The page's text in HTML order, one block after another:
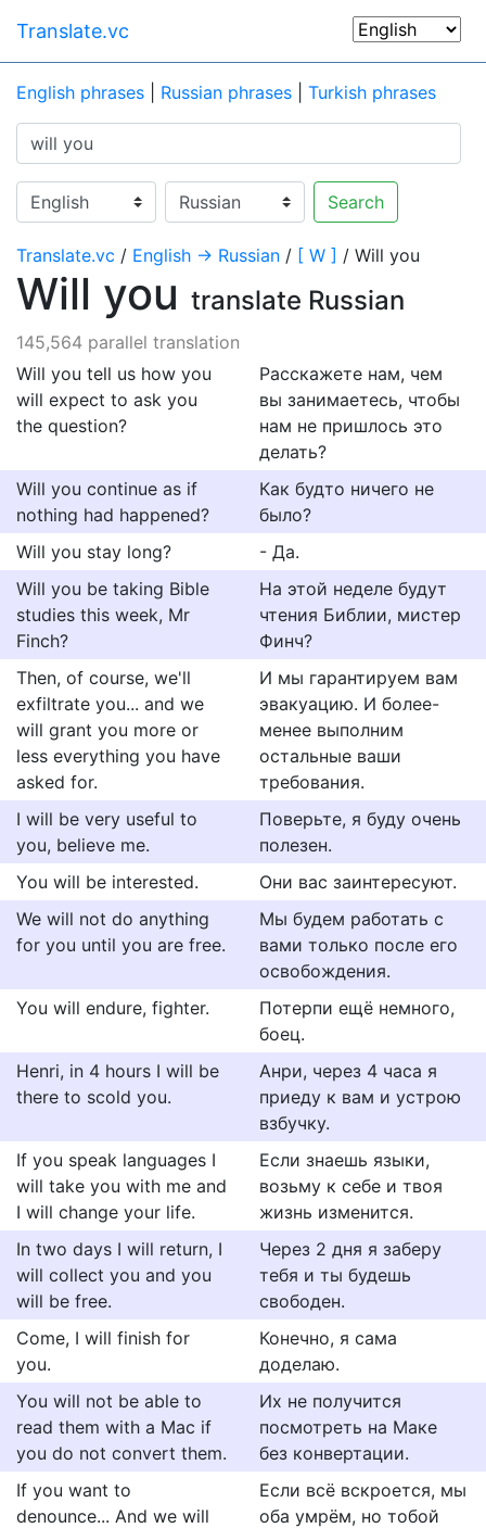
Translate.vc
English phrases Russian phrases Turkish phrases
Search
Translate.vc / English → Russian / [ W ] / Will you
Will you translate Russian
145,564 parallel translation
Will you tell us how you
will expect to ask you
the question?
Расскажете нам, чем
вы занимаетесь, чтобы
нам не пришлось это
делать?
Will you continue as if
nothing had happened?
Как будто ничего не
было?
Will you stay long?
- Да.
Will you be taking Bible
studies this week, Mr
Finch?
На этой неделе будут
чтения Библии, мистер
Финч?
Then, of course, we'll
exfiltrate you... and we
will grant you more or
less everything you have
asked for.
И мы гарантируем вам
эвакуацию. И более-
менее выполним
остальные ваши
требования.
I will be very useful to
you, believe me.
Поверьте, я буду очень
полезен.
You will be interested.
Они вас заинтересуют.
We will not do anything
for you until you are free.
Мы будем работать с
вами только после его
освобождения.
You will endure, fighter.
Потерпи ещё немного,
боец.
Henri, in 4 hours I will be
there to scold you.
Анри, через 4 часа я
приеду к вам и устрою
взбучку.
If you speak languages I
will take you with me and
I will change your life.
Если знаешь языки,
возьму к себе и твоя
жизнь изменится.
In two days I will return, I
will collect you and you
will be free.
Через 2 дня я заберу
тебя и ты будешь
свободен.
Come, I will finish for
you.
Конечно, я сама
доделаю.
You will not be able to
read them with a Mac if
you do not convert them.
Их не получится
посмотреть на Маке
без конвертации.
If you want to
denounce... And we will
Если всё вскроется, мы
оба умрём, но тобой